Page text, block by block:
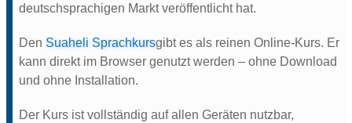
deutschsprachigen Markt veröffentlicht hat.
Den Suaheli Sprachkursgibt es als reinen Online-Kurs. Er
kann direkt im Browser genutzt werden – ohne Download
und ohne Installation.
Der Kurs ist vollständig auf allen Geräten nutzbar,